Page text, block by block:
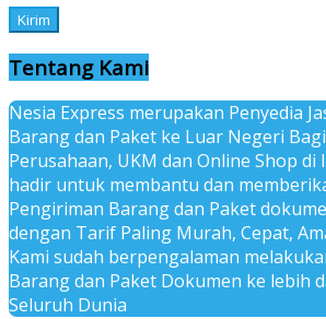
Tentang Kami
Nesia Express merupakan Penyedia
Barang dan Paket ke Luar Negeri
Perusahaan, UKM dan Online Shop di
hadir untuk membantu dan
Pengiriman Barang dan Paket
dengan Tarif Paling Murah, Cepat,
Kami sudah berpengalaman
Barang dan Paket Dokumen ke lebih
Seluruh Dunia